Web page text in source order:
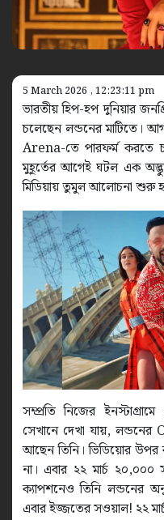
5 March 2026 , 12:23:11 pm
ভারতীয় হিপ-হপ দুনিয়ার
চলেছেন লন্ডনের মাটিতে।
Arena-তে পারফর্ম করতে
মুহূর্তের আগেই ঘটল এক
মিডিয়ায় তুমুল আলোচনা শুরু
সম্প্রতি নিজের
সেখানে দেখা যায়, লন্ডনের
আছেন তিনি। ভিডিয়োর
না। এবার ২২ মার্চ ২০,০০০
ক্যাপশনেও তিনি লন্ডনের
এবার ইজ্জতের সওয়াল! ২২